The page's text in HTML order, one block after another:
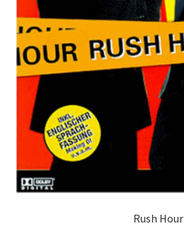
Rush Hour